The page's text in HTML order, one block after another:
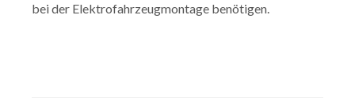
bei der Elektrofahrzeugmontage benötigen.